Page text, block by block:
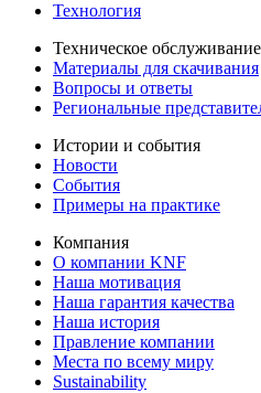
Технология
Техническое обслуживание
Материалы для скачивания
Вопросы и ответы
Региональные
Истории и события
Новости
События
Примеры на практике
Компания
О компании KNF
Наша мотивация
Наша гарантия качества
Наша история
Правление компании
Места по всему миру
Sustainability